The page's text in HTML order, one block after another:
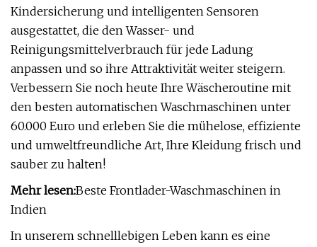
Kindersicherung und intelligenten Sensoren
ausgestattet, die den Wasser- und
Reinigungsmittelverbrauch für jede Ladung
anpassen und so ihre Attraktivität weiter steigern.
Verbessern Sie noch heute Ihre Wäscheroutine mit
den besten automatischen Waschmaschinen unter
60.000 Euro und erleben Sie die mühelose, effiziente
und umweltfreundliche Art, Ihre Kleidung frisch und
sauber zu halten!
Mehr lesen:Beste Frontlader-Waschmaschinen in
Indien
In unserem schnelllebigen Leben kann es eine